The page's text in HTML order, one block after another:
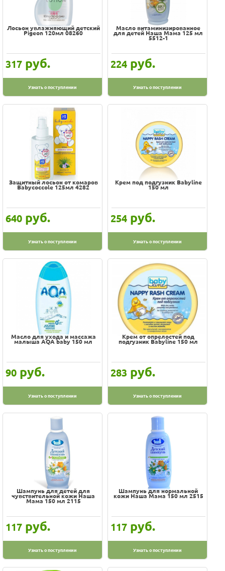
Лосьон увлажняющий детский
Pigeon 120мл 08260
317 руб.
Узнать о поступлении
Масло витаминизированное
для детей Наша Мама 125 мл
5512-1
224 руб.
Узнать о поступлении
Защитный лосьон от комаров
Babycoccole 125мл 4282
640 руб.
Узнать о поступлении
Крем под подгузник Babyline
150 мл
254 руб.
Узнать о поступлении
Масло для ухода и массажа
малыша AQA baby 150 мл
90 руб.
Узнать о поступлении
Крем от опрелостей под
подгузник Babyline 150 мл
283 руб.
Узнать о поступлении
Шампунь для детей для
чувствительной кожи Наша
Мама 150 мл 2115
117 руб.
Узнать о поступлении
Шампунь для нормальной
кожи Наша Мама 150 мл 2515
117 руб.
Узнать о поступлении